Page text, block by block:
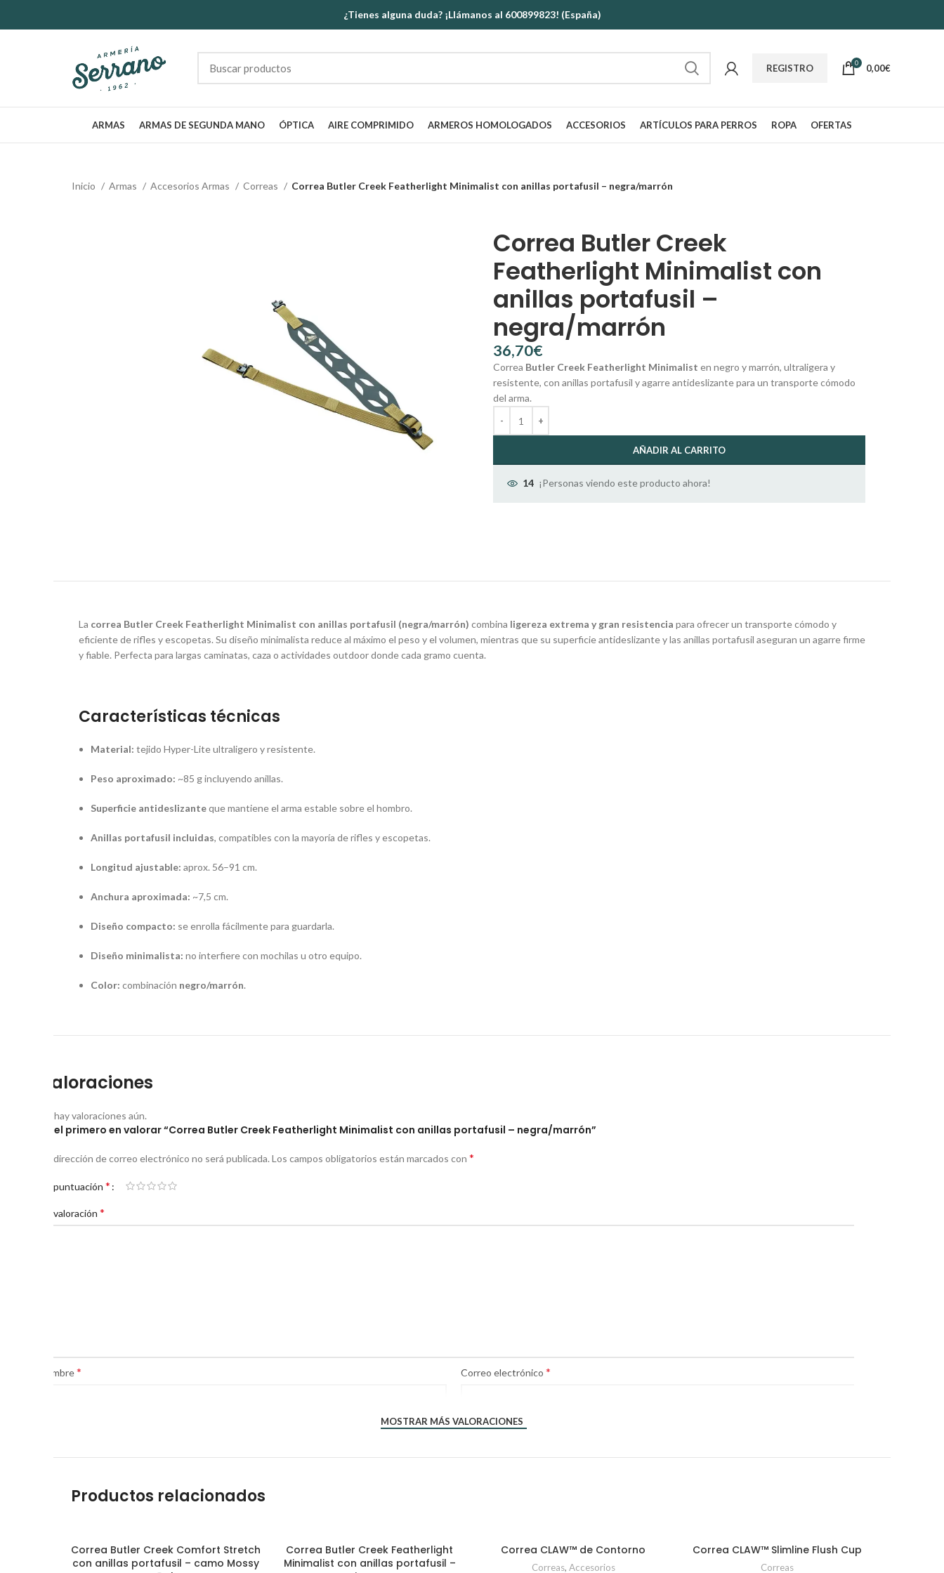
¿Tienes alguna duda? ¡Llámanos al 600899823! (España)
REGISTRO 0 0,00€
ARMAS ARMAS DE SEGUNDA MANO ÓPTICA AIRE COMPRIMIDO ARMEROS HOMOLOGADOS ACCESORIOS ARTÍCULOS PARA PERROS ROPA OFERTAS
Inicio Armas Accesorios Armas Correas Correa Butler Creek Featherlight Minimalist con anillas portafusil – negra/marrón
Correa Butler Creek
Featherlight Minimalist con
anillas portafusil –
negra/marrón
€
Correa Butler Creek Featherlight Minimalist en negro y marrón, ultraligera y
resistente, con anillas portafusil y agarre antideslizante para un transporte cómodo
del arma.
AÑADIR AL CARRITO
14 ¡Personas viendo este producto ahora!
La correa Butler Creek Featherlight Minimalist con anillas portafusil (negra/marrón) combina ligereza extrema y gran resistencia para ofrecer un transporte cómodo y
eficiente de rifles y escopetas. Su diseño minimalista reduce al máximo el peso y el volumen, mientras que su superficie antideslizante y las anillas portafusil aseguran un agarre firme
y fiable. Perfecta para largas caminatas, caza o actividades outdoor donde cada gramo cuenta.
Características técnicas
Material: tejido Hyper-Lite ultraligero y resistente.
Peso aproximado: ~85 g incluyendo anillas.
Superficie antideslizanteque mantiene el arma estable sobre el hombro.
Anillas portafusil incluidas, compatibles con la mayoría de rifles y escopetas.
Longitud ajustable: aprox. 56–91 cm.
Anchura aproximada: ~7,5 cm.
Diseño compacto: se enrolla fácilmente para guardarla.
Diseño minimalista: no interfiere con mochilas u otro equipo.
Color: combinación negro/marrón.
Valoraciones
No hay valoraciones aún.
Sé el primero en valorar “Correa Butler Creek Featherlight Minimalist con anillas portafusil – negra/marrón”
Tu dirección de correo electrónico no será publicada. Los campos obligatorios están marcados con *
Tu puntuación *
Tu valoración *
Nombre* Correo electrónico *
MOSTRAR MÁS VALORACIONES
Productos relacionados
AÑADIR AL CARRITO
Correa Butler Creek Comfort Stretch
con anillas portafusil – camo Mossy
AÑADIR AL CARRITO
Correa Butler Creek Featherlight
Minimalist con anillas portafusil –
SELECCIONAR OPCIONES
Correa CLAW™ de Contorno
Correas, Accesorios
SELECCIONAR OPCIONES
Correa CLAW™ Slimline Flush Cup
Correas